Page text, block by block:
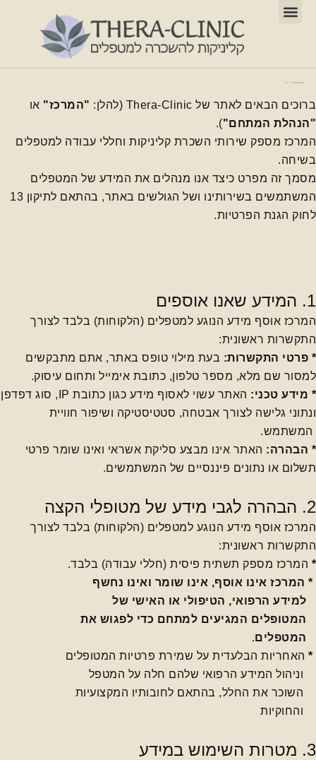
ברוכים הבאים לאתר של Thera-Clinic (להלן: "המרכז" או
"הנהלת המתחם").
המרכז מספק שירותי השכרת קליניקות וחללי עבודה למטפלים
בשיחה.
מסמך זה מפרט כיצד אנו מנהלים את המידע של המטפלים
המשתמשים בשירותינו ושל הגולשים באתר, בהתאם לתיקון 13
לחוק הגנת הפרטיות.
1. המידע שאנו אוספים
המרכז אוסף מידע הנוגע למטפלים (הלקוחות) בלבד לצורך
התקשרות ראשונית:
* פרטי התקשרות: בעת מילוי טופס באתר, אתם מתבקשים
למסור שם מלא, מספר טלפון, כתובת אימייל ותחום עיסוק.
* מידע טכני:
האתר עשוי לאסוף מידע כגון כתובת IP, סוג דפדפן
ונתוני גלישה לצורך אבטחה, סטטיסטיקה ושיפור חוויית
המשתמש.
* הבהרה: האתר אינו מבצע סליקת אשראי ואינו שומר פרטי
תשלום או נתונים פיננסיים של המשתמשים.
2. הבהרה לגבי מידע של מטופלי הקצה
המרכז אוסף מידע הנוגע למטפלים (הלקוחות) בלבד לצורך
התקשרות ראשונית:
* המרכז מספק תשתית פיסית (חללי עבודה) בלבד.
* המרכז אינו אוסף, אינו שומר ואינו נחשף
למידע הרפואי, הטיפולי או האישי של
המטופלים המגיעים למתחם כדי לפגוש את
המטפלים.
* האחריות הבלעדית על שמירת פרטיות המטופלים
וניהול המידע הרפואי שלהם חלה על המטפל
השוכר את החלל, בהתאם לחובותיו המקצועיות
והחוקיות
3. מטרות השימוש במידע